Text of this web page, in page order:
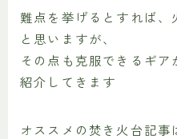
難点を挙げるとすれば、
と思いますが、
その点も克服できるギ
紹介してきます
オススメの焚き火台記事